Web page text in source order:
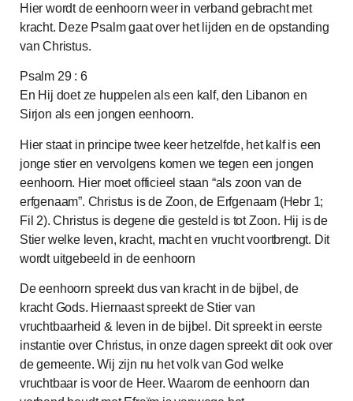
Hier wordt de eenhoorn weer in verband gebracht met
kracht. Deze Psalm gaat over het lijden en de opstanding
van Christus.
Psalm 29 : 6
En Hij doet ze huppelen als een kalf, den Libanon en
Sirjon als een jongen eenhoorn.
Hier staat in principe twee keer hetzelfde, het kalf is een
jonge stier en vervolgens komen we tegen een jongen
eenhoorn. Hier moet officieel staan “als zoon van de
erfgenaam”. Christus is de Zoon, de Erfgenaam (Hebr 1;
Fil 2). Christus is degene die gesteld is tot Zoon. Hij is de
Stier welke leven, kracht, macht en vrucht voortbrengt. Dit
wordt uitgebeeld in de eenhoorn
De eenhoorn spreekt dus van kracht in de bijbel, de
kracht Gods. Hiernaast spreekt de Stier van
vruchtbaarheid & leven in de bijbel. Dit spreekt in eerste
instantie over Christus, in onze dagen spreekt dit ook over
de gemeente. Wij zijn nu het volk van God welke
vruchtbaar is voor de Heer. Waarom de eenhoorn dan